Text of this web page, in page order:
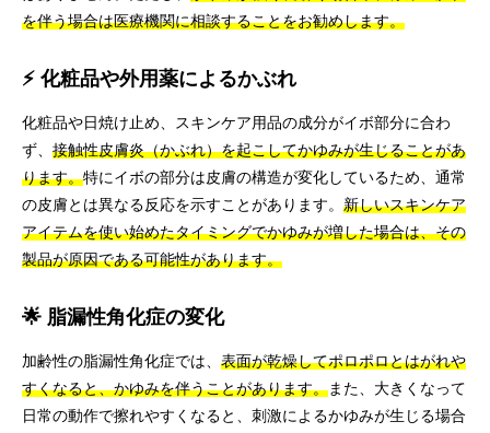
を伴う場合は医療機関に相談することをお勧めします。
⚡ 化粧品や外用薬によるかぶれ
化粧品や日焼け止め、スキンケア用品の成分がイボ部分に合わ
ず、 接触性皮膚炎（かぶれ）を起こしてかゆみが生じることがあ
ります。特にイボの部分は皮膚の構造が変化しているため、通常
の皮膚とは異なる反応を示すことがあります。 新しいスキンケア
アイテムを使い始めたタイミングでかゆみが増した場合は、その
製品が原因である可能性があります。
🌟 脂漏性角化症の変化
加齢性の脂漏性角化症では、 表面が乾燥してポロポロとはがれや
すくなると、かゆみを伴うことがあります。また、大きくなって
日常の動作で擦れやすくなると、刺激によるかゆみが生じる場合